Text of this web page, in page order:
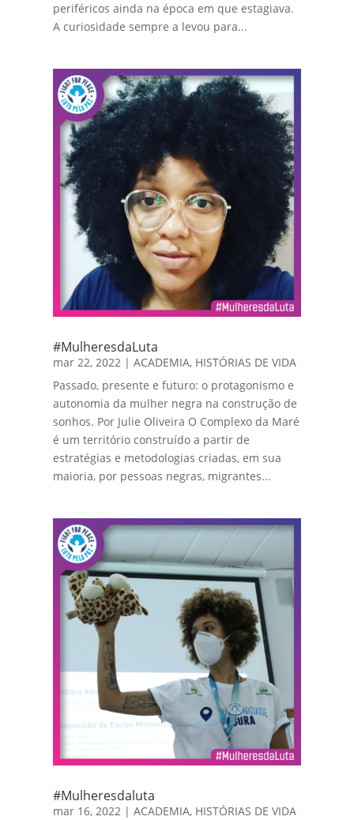
periféricos ainda na época em que estagiava.
A curiosidade sempre a levou para...
#MulheresdaLuta
mar 22, 2022 |ACADEMIA, HISTÓRIAS DE VIDA
Passado, presente e futuro: o protagonismo e
autonomia da mulher negra na construção de
sonhos. Por Julie Oliveira O Complexo da Maré
é um território construído a partir de
estratégias e metodologias criadas, em sua
maioria, por pessoas negras, migrantes...
#Mulheresdaluta
mar 16, 2022 |ACADEMIA, HISTÓRIAS DE VIDA